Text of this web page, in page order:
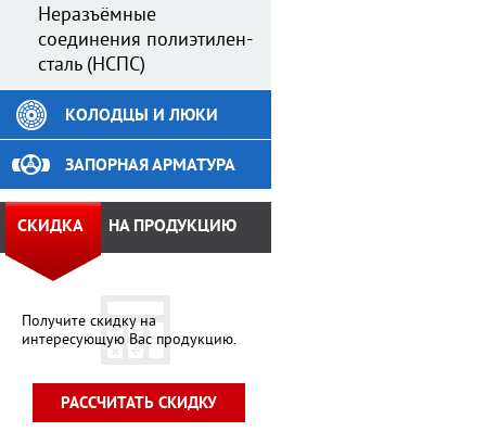
Неразъёмные
соединения полиэтилен-
сталь (НСПС)
КОЛОДЦЫ И ЛЮКИ
ЗАПОРНАЯ АРМАТУРА
Получите скидку на
интересующую Вас продукцию.
СКИДКА НА ПРОДУКЦИЮ
РАССЧИТАТЬ СКИДКУ